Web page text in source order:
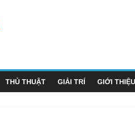
THỦ THUẬT GIẢI TRÍ GIỚI THIỆU